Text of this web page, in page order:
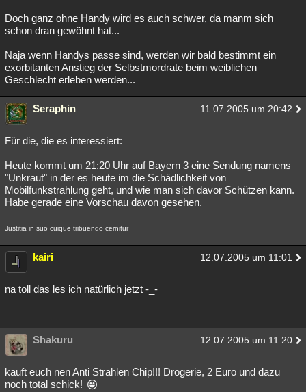
Doch ganz ohne Handy wird es auch schwer, da manm sich
schon dran gewöhnt hat...
Naja wenn Handys passe sind, werden wir bald bestimmt ein
exorbitanten Anstieg der Selbstmordrate beim weiblichen
Geschlecht erleben werden...
Seraphin 11.07.2005 um 20:42
Für die, die es interessiert:
Heute kommt um 21:20 Uhr auf Bayern 3 eine Sendung namens
"Unkraut" in der es heute im die Schädlichkeit von
Mobilfunkstrahlung geht, und wie man sich davor Schützen kann.
Habe gerade eine Vorschau davon gesehen.
Justitia in suo cuique tribuendo cernitur
kairi 12.07.2005 um 11:01
na toll das les ich natürlich jetzt -_-
Shakuru 12.07.2005 um 11:20
kauft euch nen Anti Strahlen Chip!!! Drogerie, 2 Euro und dazu
noch total schick!